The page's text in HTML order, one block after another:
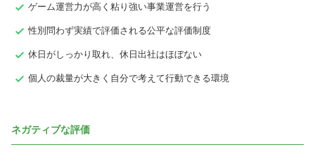
ゲーム運営力が高く粘り強い事業運営を行う
性別問わず実績で評価される公平な評価制度
休日がしっかり取れ、休日出社はほぼない
個人の裁量が大きく自分で考えて行動できる環境
ネガティブな評価